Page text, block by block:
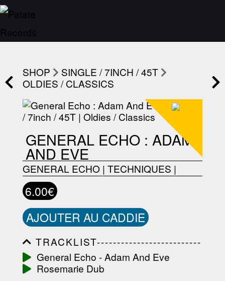
SHOP
SINGLE / 7INCH / 45T
OLDIES / CLASSICS
GENERAL ECHO : ADAM
AND EVE
GENERAL ECHO| TECHNIQUES |
6.00€
AJOUTER AU CADDIE
TRACKLIST--------------------------
-----------------------------------------
-----------------------------------------
-----------------------------------------
General Echo - Adam And Eve
Rosemarie Dub